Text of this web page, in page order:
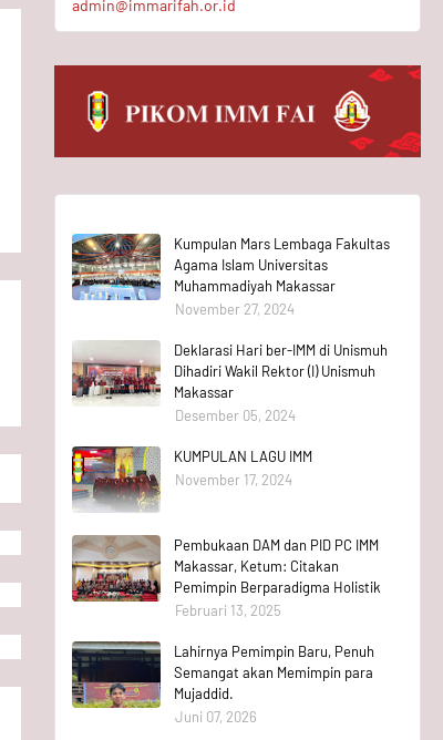
admin@immarifah.or.id
Kumpulan Mars Lembaga Fakultas
Agama Islam Universitas
Muhammadiyah Makassar
November 27, 2024
Deklarasi Hari ber-IMM di Unismuh
Dihadiri Wakil Rektor (I) Unismuh
Makassar
Desember 05, 2024
KUMPULAN LAGU IMM
November 17, 2024
Pembukaan DAM dan PID PC IMM
Makassar, Ketum: Citakan
Pemimpin Berparadigma Holistik
Februari 13, 2025
Lahirnya Pemimpin Baru, Penuh
Semangat akan Memimpin para
Mujaddid.
Juni 07, 2026